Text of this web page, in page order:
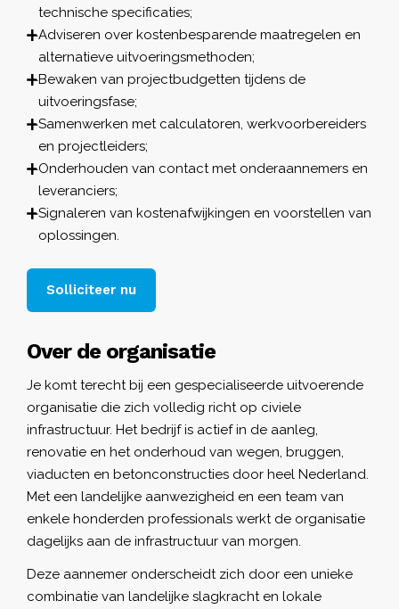
technische specificaties;
Adviseren over kostenbesparende maatregelen en
alternatieve uitvoeringsmethoden;
Bewaken van projectbudgetten tijdens de
uitvoeringsfase;
Samenwerken met calculatoren, werkvoorbereiders
en projectleiders;
Onderhouden van contact met onderaannemers en
leveranciers;
Signaleren van kostenafwijkingen en voorstellen van
oplossingen.
Solliciteer nu
Over de organisatie
Je komt terecht bij een gespecialiseerde uitvoerende
organisatie die zich volledig richt op civiele
infrastructuur. Het bedrijf is actief in de aanleg,
renovatie en het onderhoud van wegen, bruggen,
viaducten en betonconstructies door heel Nederland.
Met een landelijke aanwezigheid en een team van
enkele honderden professionals werkt de organisatie
dagelijks aan de infrastructuur van morgen.
Deze aannemer onderscheidt zich door een unieke
combinatie van landelijke slagkracht en lokale